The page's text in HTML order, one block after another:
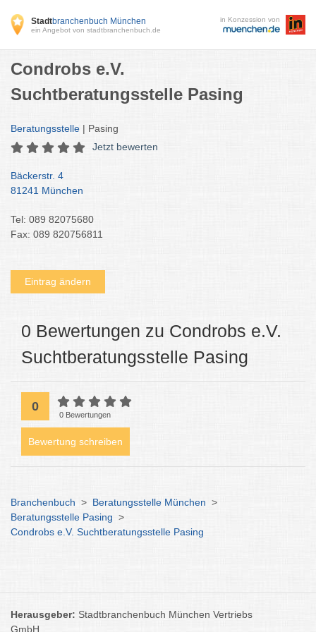
Stadtbranchenbuch München
ein Angebot von stadtbranchenbuch.de
in Konzession von
Condrobs e.V.
Suchtberatungsstelle Pasing
Beratungsstelle | Pasing
Jetzt bewerten
Bäckerstr. 4
81241 München
Tel: 089 82075680
Fax: 089 820756811
Eintrag ändern
0 Bewertungen zu Condrobs e.V.
Suchtberatungsstelle Pasing
0
0 Bewertungen
Bewertung schreiben
Branchenbuch > Beratungsstelle München >
Beratungsstelle Pasing >
Condrobs e.V. Suchtberatungsstelle Pasing
Herausgeber: Stadtbranchenbuch München Vertriebs
GmbH